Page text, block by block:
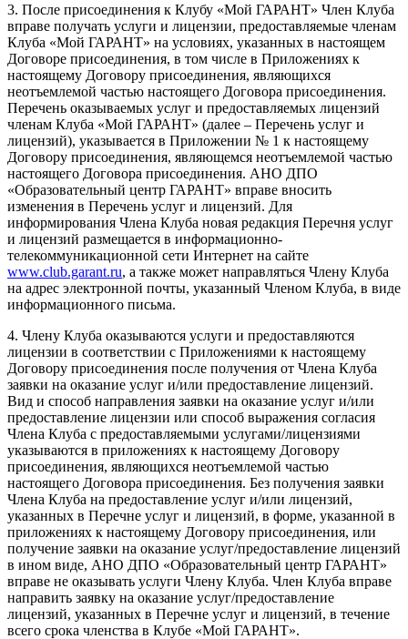
3. После присоединения к Клубу «Мой ГАРАНТ» Член Клуба
вправе получать услуги и лицензии, предоставляемые членам
Клуба «Мой ГАРАНТ» на условиях, указанных в настоящем
Договоре присоединения, в том числе в Приложениях к
настоящему Договору присоединения, являющихся
неотъемлемой частью настоящего Договора присоединения.
Перечень оказываемых услуг и предоставляемых лицензий
членам Клуба «Мой ГАРАНТ» (далее – Перечень услуг и
лицензий), указывается в Приложении № 1 к настоящему
Договору присоединения, являющемся неотъемлемой частью
настоящего Договора присоединения. АНО ДПО
«Образовательный центр ГАРАНТ» вправе вносить
изменения в Перечень услуг и лицензий. Для
информирования Члена Клуба новая редакция Перечня услуг
и лицензий размещается в информационно-
телекоммуникационной сети Интернет на сайте
www.club.garant.ru, а также может направляться Члену Клуба
на адрес электронной почты, указанный Членом Клуба, в виде
информационного письма.
4. Члену Клуба оказываются услуги и предоставляются
лицензии в соответствии с Приложениями к настоящему
Договору присоединения после получения от Члена Клуба
заявки на оказание услуг и/или предоставление лицензий.
Вид и способ направления заявки на оказание услуг и/или
предоставление лицензии или способ выражения согласия
Члена Клуба с предоставляемыми услугами/лицензиями
указываются в приложениях к настоящему Договору
присоединения, являющихся неотъемлемой частью
настоящего Договора присоединения. Без получения заявки
Члена Клуба на предоставление услуг и/или лицензий,
указанных в Перечне услуг и лицензий, в форме, указанной в
приложениях к настоящему Договору присоединения, или
получение заявки на оказание услуг/предоставление лицензий
в ином виде, АНО ДПО «Образовательный центр ГАРАНТ»
вправе не оказывать услуги Члену Клуба. Член Клуба вправе
направить заявку на оказание услуг/предоставление
лицензий, указанных в Перечне услуг и лицензий, в течение
всего срока членства в Клубе «Мой ГАРАНТ».